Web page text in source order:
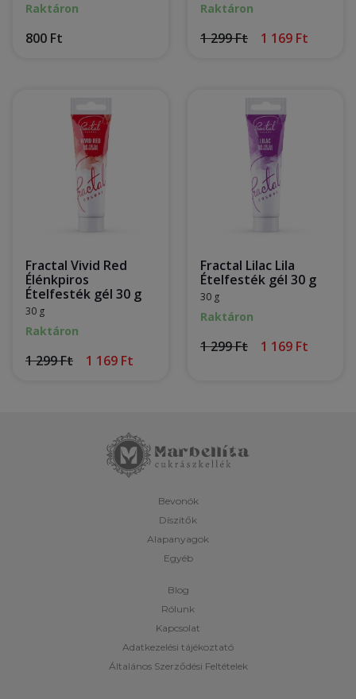
Raktáron
800 Ft
Raktáron
1 299 Ft 1 169 Ft
Fractal Vivid Red
Élénkpiros
Ételfesték gél 30 g
30 g
Raktáron
1 299 Ft 1 169 Ft
Fractal Lilac Lila
Ételfesték gél 30 g
30 g
Raktáron
1 299 Ft 1 169 Ft
Bevonók
Díszítők
Alapanyagok
Egyéb
Blog
Rólunk
Kapcsolat
Adatkezelési tájékoztató
Általános Szerződési Feltételek